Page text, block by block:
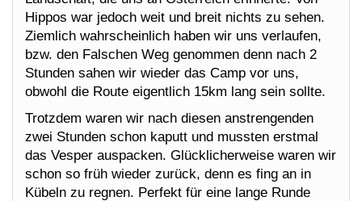
Hippos war jedoch weit und breit nichts zu sehen.
Ziemlich wahrscheinlich haben wir uns verlaufen,
bzw. den Falschen Weg genommen denn nach 2
Stunden sahen wir wieder das Camp vor uns,
obwohl die Route eigentlich 15km lang sein sollte.
Trotzdem waren wir nach diesen anstrengenden
zwei Stunden schon kaputt und mussten erstmal
das Vesper auspacken. Glücklicherweise waren wir
schon so früh wieder zurück, denn es fing an in
Kübeln zu regnen. Perfekt für eine lange Runde